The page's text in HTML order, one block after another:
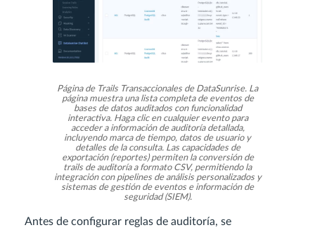
Página de Trails Transaccionales de DataSunrise. La
página muestra una lista completa de eventos de
bases de datos auditados con funcionalidad
interactiva. Haga clic en cualquier evento para
acceder a información de auditoría detallada,
incluyendo marca de tiempo, datos de usuario y
detalles de la consulta. Las capacidades de
exportación (reportes) permiten la conversión de
trails de auditoría a formato CSV, permitiendo la
integración con pipelines de análisis personalizados y
sistemas de gestión de eventos e información de
seguridad (SIEM).
Antes de configurar reglas de auditoría, se